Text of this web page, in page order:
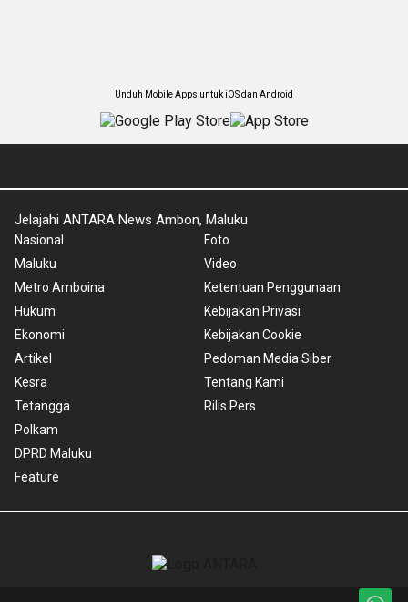
Unduh Mobile Apps untuk iOS dan Android
Jelajahi ANTARA News Ambon, Maluku
Nasional
Maluku
Metro Amboina
Hukum
Ekonomi
Artikel
Kesra
Tetangga
Polkam
DPRD Maluku
Feature
Foto
Video
Ketentuan Penggunaan
Kebijakan Privasi
Kebijakan Cookie
Pedoman Media Siber
Tentang Kami
Rilis Pers